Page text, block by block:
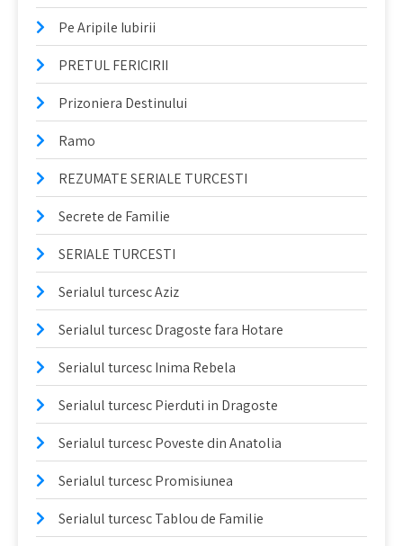
Pe Aripile Iubirii
PRETUL FERICIRII
Prizoniera Destinului
Ramo
REZUMATE SERIALE TURCESTI
Secrete de Familie
SERIALE TURCESTI
Serialul turcesc Aziz
Serialul turcesc Dragoste fara Hotare
Serialul turcesc Inima Rebela
Serialul turcesc Pierduti in Dragoste
Serialul turcesc Poveste din Anatolia
Serialul turcesc Promisiunea
Serialul turcesc Tablou de Familie